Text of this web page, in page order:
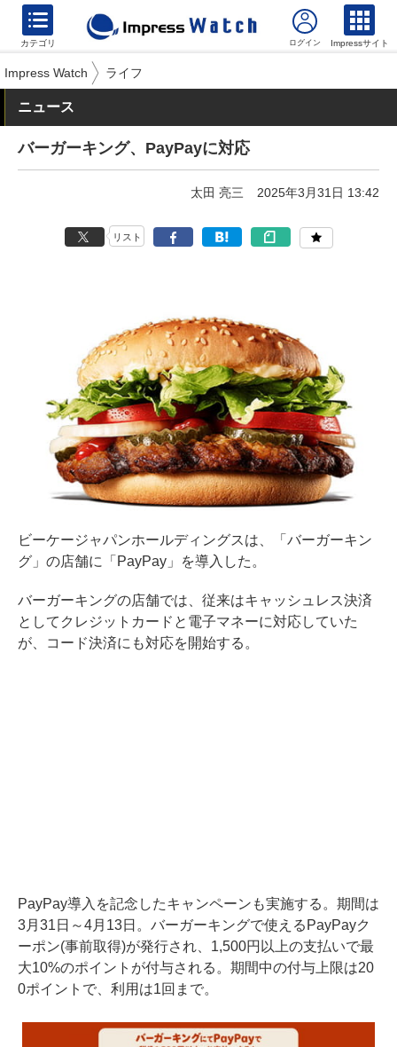
カテゴリ Impressサイト
Impress Watch ライフ
ニュース
バーガーキング、PayPayに対応
太田 亮三 2025年3月31日 13:42
リスト
ビーケージャパンホールディングスは、「バーガーキン
グ」の店舗に「PayPay」を導入した。
バーガーキングの店舗では、従来はキャッシュレス決済
としてクレジットカードと電子マネーに対応していた
が、コード決済にも対応を開始する。
PayPay導入を記念したキャンペーンも実施する。期間は
3月31日～4月13日。バーガーキングで使えるPayPayク
ーポン(事前取得)が発行され、1,500円以上の支払いで最
大10%のポイントが付与される。期間中の付与上限は20
0ポイントで、利用は1回まで。